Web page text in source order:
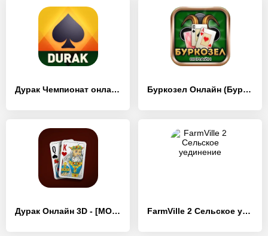
Дурак Чемпионат онлайн - [MOD Много монет] Буркозел Онлайн (Бура + Козел) - [MOD Бесконечные деньги]
Дурак Онлайн 3D - [MOD Бесконечные монеты] FarmVille 2 Cельское уединение